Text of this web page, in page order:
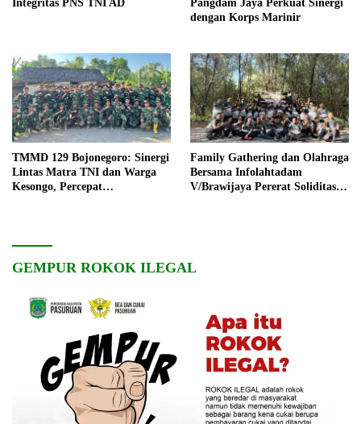
Integritas PNS TNI AD
Pangdam Jaya Perkuat Sinergi
dengan Korps Marinir
TMMD 129 Bojonegoro: Sinergi
Lintas Matra TNI dan Warga
Kesongo, Percepat
Family Gathering dan Olahraga
Bersama Infolahtadam
V/Brawijaya Pererat Soliditas
GEMPUR ROKOK ILEGAL